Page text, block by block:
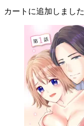
カートに追加しました